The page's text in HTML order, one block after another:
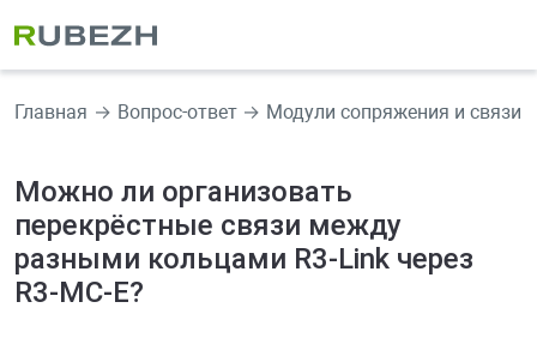
Главная Вопрос-ответ Модули сопряжения и связи
Можно ли организовать
перекрёстные связи между
разными кольцами R3-Link через
R3-МС-Е?